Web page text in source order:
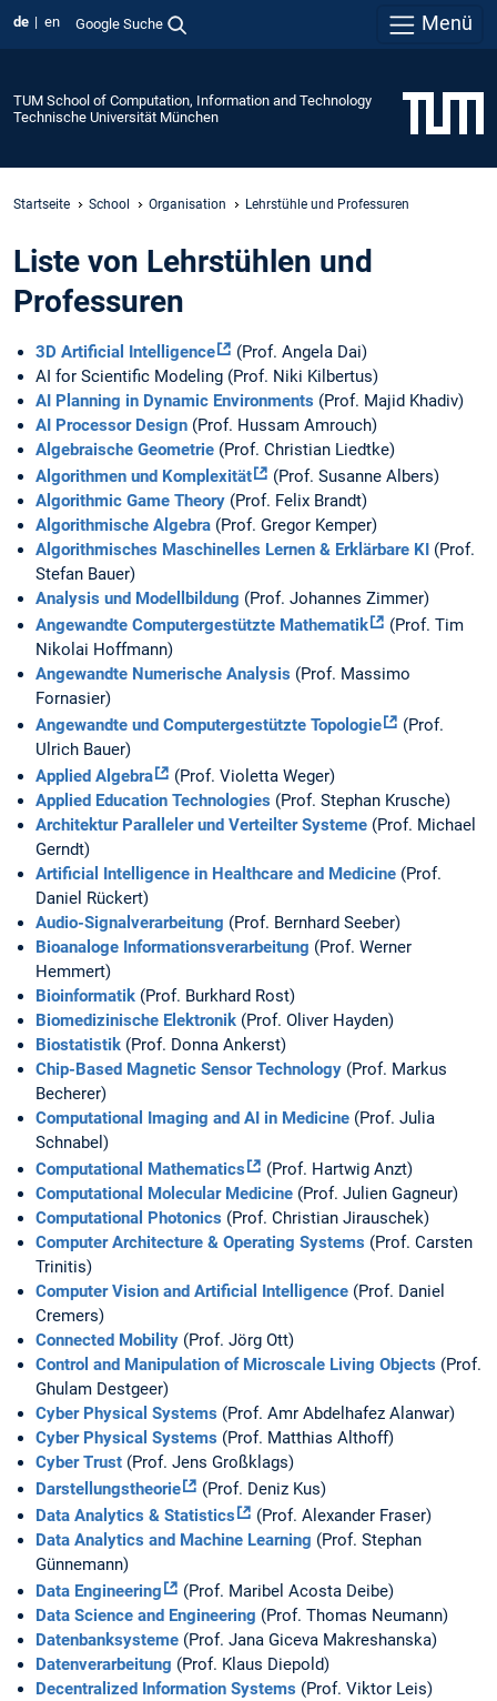
de en Google Suche Menü
TUM School of Computation, Information and Technology
Technische Universität München
Startseite School Organisation Lehrstühle und Professuren
Liste von Lehrstühlen und
Professuren
3D Artificial Intelligence
(Prof. Angela Dai)
AI for Scientific Modeling (Prof. Niki Kilbertus)
AI Planning in Dynamic Environments (Prof. Majid Khadiv)
AI Processor Design (Prof. Hussam Amrouch)
Algebraische Geometrie (Prof. Christian Liedtke)
Algorithmen und Komplexität
(Prof. Susanne Albers)
Algorithmic Game Theory (Prof. Felix Brandt)
Algorithmische Algebra (Prof. Gregor Kemper)
Algorithmisches Maschinelles Lernen & Erklärbare KI (Prof.
Stefan Bauer)
Analysis und Modellbildung (Prof. Johannes Zimmer)
Angewandte Computergestützte Mathematik
(Prof. Tim
Nikolai Hoffmann)
Angewandte Numerische Analysis (Prof. Massimo
Fornasier)
Angewandte und Computergestützte Topologie
(Prof.
Ulrich Bauer)
Applied Algebra
(Prof. Violetta Weger)
Applied Education Technologies (Prof. Stephan Krusche)
Architektur Paralleler und Verteilter Systeme (Prof. Michael
Gerndt)
Artificial Intelligence in Healthcare and Medicine (Prof.
Daniel Rückert)
Audio-Signalverarbeitung (Prof. Bernhard Seeber)
Bioanaloge Informationsverarbeitung (Prof. Werner
Hemmert)
Bioinformatik (Prof. Burkhard Rost)
Biomedizinische Elektronik (Prof. Oliver Hayden)
Biostatistik (Prof. Donna Ankerst)
Chip-Based Magnetic Sensor Technology (Prof. Markus
Becherer)
Computational Imaging and AI in Medicine (Prof. Julia
Schnabel)
Computational Mathematics
(Prof. Hartwig Anzt)
Computational Molecular Medicine (Prof. Julien Gagneur)
Computational Photonics (Prof. Christian Jirauschek)
Computer Architecture & Operating Systems (Prof. Carsten
Trinitis)
Computer Vision and Artificial Intelligence (Prof. Daniel
Cremers)
Connected Mobility (Prof. Jörg Ott)
Control and Manipulation of Microscale Living Objects (Prof.
Ghulam Destgeer)
Cyber Physical Systems (Prof. Amr Abdelhafez Alanwar)
Cyber Physical Systems (Prof. Matthias Althoff)
Cyber Trust (Prof. Jens Großklags)
Darstellungstheorie
(Prof. Deniz Kus)
Data Analytics & Statistics
(Prof. Alexander Fraser)
Data Analytics and Machine Learning (Prof. Stephan
Günnemann)
Data Engineering
(Prof. Maribel Acosta Deibe)
Data Science and Engineering (Prof. Thomas Neumann)
Datenbanksysteme (Prof. Jana Giceva Makreshanska)
Datenverarbeitung (Prof. Klaus Diepold)
Decentralized Information Systems (Prof. Viktor Leis)